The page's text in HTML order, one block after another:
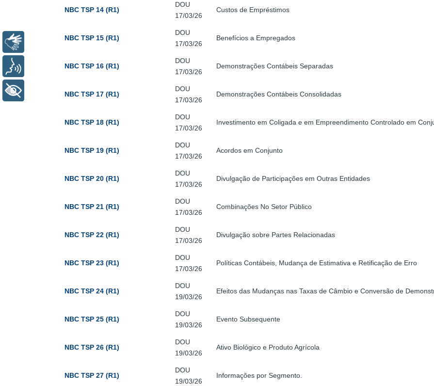
NBC TSP 14 (R1)
DOU
17/03/26
Custos de Empréstimos
NBC TSP 15 (R1)
DOU
17/03/26
Benefícios a Empregados
NBC TSP 16 (R1)
DOU
17/03/26
Demonstrações Contábeis Separadas
NBC TSP 17 (R1)
DOU
17/03/26
Demonstrações Contábeis Consolidadas
NBC TSP 18 (R1)
DOU
17/03/26
Investimento em Coligada e em Empreendimento Controlado em
NBC TSP 19 (R1)
DOU
17/03/26
Acordos em Conjunto
NBC TSP 20 (R1)
DOU
17/03/26
Divulgação de Participações em Outras Entidades
NBC TSP 21 (R1)
DOU
17/03/26
Combinações No Setor Público
NBC TSP 22 (R1)
DOU
17/03/26
Divulgação sobre Partes Relacionadas
NBC TSP 23 (R1)
DOU
17/03/26
Políticas Contábeis, Mudança de Estimativa e Retificação de Erro
NBC TSP 24 (R1)
DOU
19/03/26
Efeitos das Mudanças nas Taxas de Câmbio e Conversão de
NBC TSP 25 (R1)
DOU
19/03/26
Evento Subsequente
NBC TSP 26 (R1)
DOU
19/03/26
Ativo Biológico e Produto Agrícola
NBC TSP 27 (R1)
DOU
19/03/26
Informações por Segmento.
+ Acessibilidade